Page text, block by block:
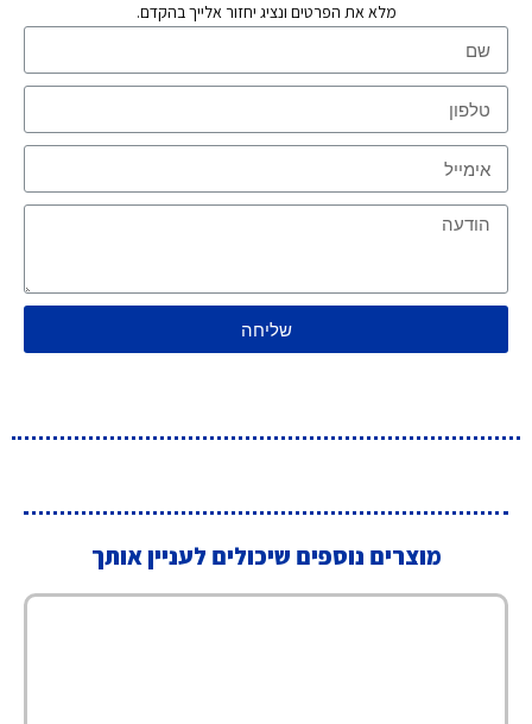
מלא את הפרטים ונציג יחזור אלייך בהקדם.
שליחה
מוצרים נוספים שיכולים לעניין אותך